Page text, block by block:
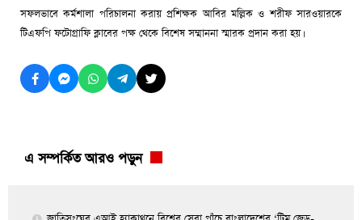
সফলভাবে কর্মশালা পরিচালনা করায় প্রশিক্ষক আবির মল্লিক ও শরীফ সারওয়ারকে
টিএফপি ফটোগ্রাফি ক্লাবের পক্ষ থেকে বিশেষ সম্মাননা স্মারক প্রদান করা হয়।
এ সম্পর্কিত আরও পড়ুন